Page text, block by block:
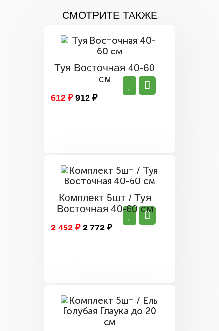
СМОТРИТЕ ТАКЖЕ
Туя Восточная 40-60
см
612 ₽ 912 ₽
Комплект 5шт / Туя
Восточная 40-60 см
2 452 ₽ 2 772 ₽